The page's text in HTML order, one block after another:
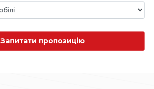
Запитати пропозицію